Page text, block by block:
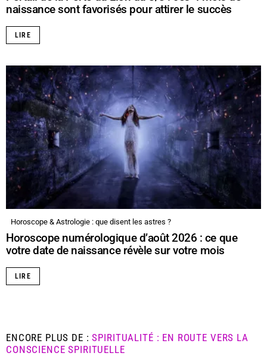
naissance sont favorisés pour attirer le succès
LIRE
Horoscope & Astrologie : que disent les astres ?
Horoscope numérologique d’août 2026 : ce que
votre date de naissance révèle sur votre mois
LIRE
ENCORE PLUS DE :SPIRITUALITÉ : EN ROUTE VERS LA
CONSCIENCE SPIRITUELLE